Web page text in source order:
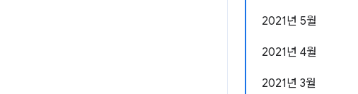
2021년 5월
2021년 4월
2021년 3월